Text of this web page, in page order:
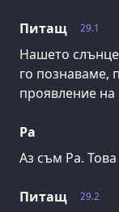
29.1
Питащ
Нашето слънце
го познаваме,
проявление на
Ра
Аз съм Ра.
29.2
Питащ